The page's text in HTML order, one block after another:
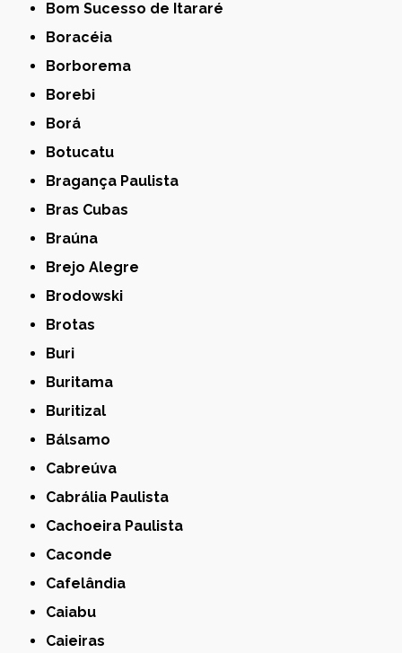
Bom Sucesso de Itararé
Boracéia
Borborema
Borebi
Borá
Botucatu
Bragança Paulista
Bras Cubas
Braúna
Brejo Alegre
Brodowski
Brotas
Buri
Buritama
Buritizal
Bálsamo
Cabreúva
Cabrália Paulista
Cachoeira Paulista
Caconde
Cafelândia
Caiabu
Caieiras